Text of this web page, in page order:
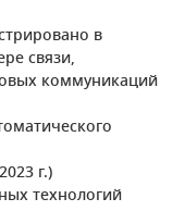
в
связи,
коммуникаций
г.)
технологий